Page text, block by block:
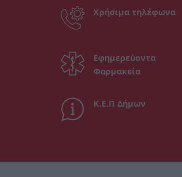
Χρήσιμα τηλέφωνα
Εφημερεύοντα
Φαρμακεία
Κ.Ε.Π Δήμων